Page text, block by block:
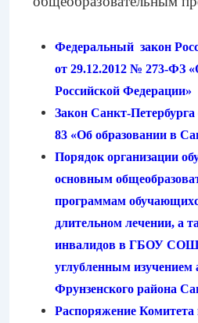
Федеральный закон
от 29.12.2012 № 273-ФЗ
Российской Федерации»
Закон Санкт-
83 «Об образовании в
Порядок организации
основным
программам
длительном лечении, а
инвалидов в ГБОУ
углубленным изучением
Фрунзенского района
Распоряжение Комитета